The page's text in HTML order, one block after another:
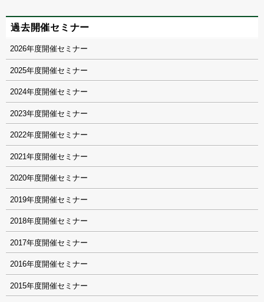
過去開催セミナー
2026
2025
2024
2023
2022
2021
2020
2019
2018
2017
2016
2015